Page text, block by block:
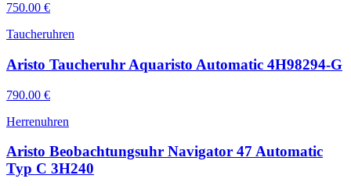
750.00 €
Taucheruhren
Aristo Taucheruhr Aquaristo Automatic 4H98294-G
790.00 €
Herrenuhren
Aristo Beobachtungsuhr Navigator 47 Automatic
Typ C 3H240